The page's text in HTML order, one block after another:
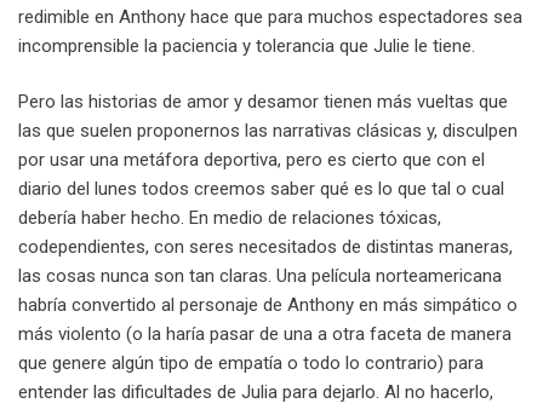
redimible en Anthony hace que para muchos espectadores sea
incomprensible la paciencia y tolerancia que Julie le tiene.
Pero las historias de amor y desamor tienen más vueltas que
las que suelen proponernos las narrativas clásicas y, disculpen
por usar una metáfora deportiva, pero es cierto que con el
diario del lunes todos creemos saber qué es lo que tal o cual
debería haber hecho. En medio de relaciones tóxicas,
codependientes, con seres necesitados de distintas maneras,
las cosas nunca son tan claras. Una película norteamericana
habría convertido al personaje de Anthony en más simpático o
más violento (o la haría pasar de una a otra faceta de manera
que genere algún tipo de empatía o todo lo contrario) para
entender las dificultades de Julia para dejarlo. Al no hacerlo,